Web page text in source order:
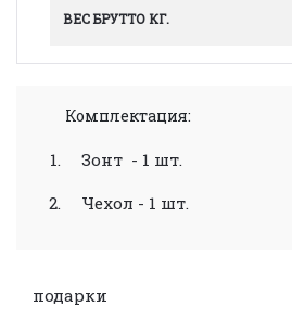
ВЕС БРУТТО КГ.
Комплектация:
Зонт - 1 шт.
Чехол - 1 шт.
подарки